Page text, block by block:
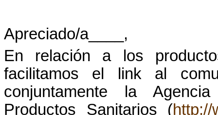
Apreciado/a____,
En relación a los
facilitamos el linkal
conjuntamente la
Productos Sanitarios (